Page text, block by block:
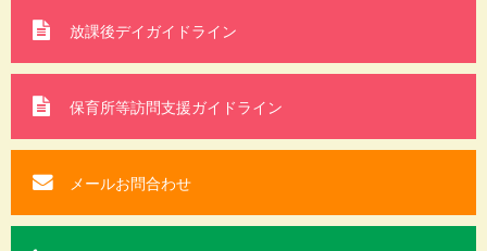
放課後デイガイドライン
保育所等訪問支援ガイドライン
メールお問合わせ